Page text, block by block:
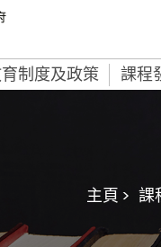
制度及政策 課程
主頁 > 課